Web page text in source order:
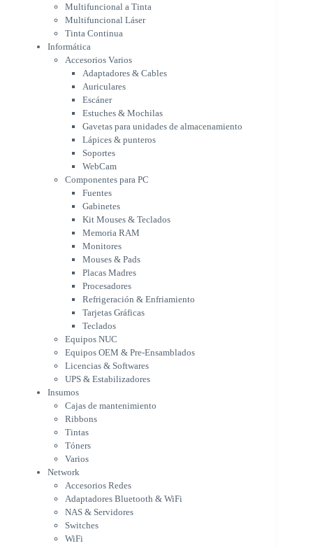
Escáner
Estuches & Mochilas
Gavetas para unidades de
almacenamiento
Lápices & punteros
Soportes
WebCam
Componentes para PC
Fuentes
Gabinetes
Kit Mouses & Teclados
Memoria RAM
Monitores
Mouses & Pads
Placas Madres
Procesadores
Refrigeración & Enfriamiento
Tarjetas Gráficas
Teclados
Equipos NUC
Equipos OEM & Pre-Ensamblados
Licencias & Softwares
UPS & Estabilizadores
Insumos
Cajas de mantenimiento
Ribbons
Tintas
Tóners
Varios
Network
Accesorios Redes
Adaptadores Bluetooth & WiFi
NAS & Servidores
Switches
WiFi
Notebooks & Portátiles
Cargador para notebook
Cooling Pad
PDV
Multifuncional a Tinta
Multifuncional Láser
Tinta Continua
Informática
Accesorios Varios
Adaptadores & Cables
Auriculares
Escáner
Estuches & Mochilas
Gavetas para unidades de almacenamiento
Lápices & punteros
Soportes
WebCam
Componentes para PC
Fuentes
Gabinetes
Kit Mouses & Teclados
Memoria RAM
Monitores
Mouses & Pads
Placas Madres
Procesadores
Refrigeración & Enfriamiento
Tarjetas Gráficas
Teclados
Equipos NUC
Equipos OEM & Pre-Ensamblados
Licencias & Softwares
UPS & Estabilizadores
Insumos
Cajas de mantenimiento
Ribbons
Tintas
Tóners
Varios
Network
Accesorios Redes
Adaptadores Bluetooth & WiFi
NAS & Servidores
Switches
WiFi